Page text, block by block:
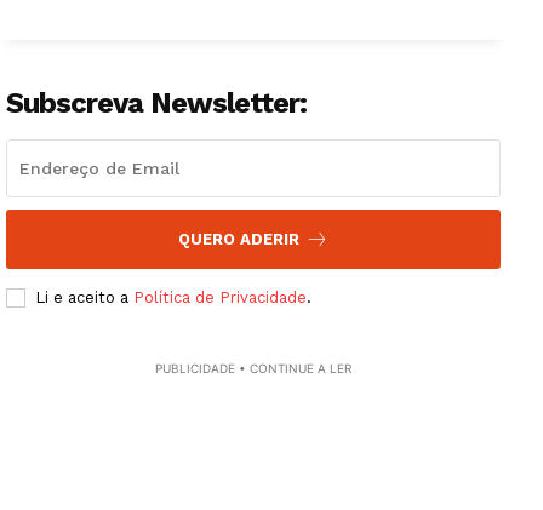
Subscreva Newsletter:
QUERO ADERIR
Li e aceito a Política de Privacidade.
PUBLICIDADE • CONTINUE A LER